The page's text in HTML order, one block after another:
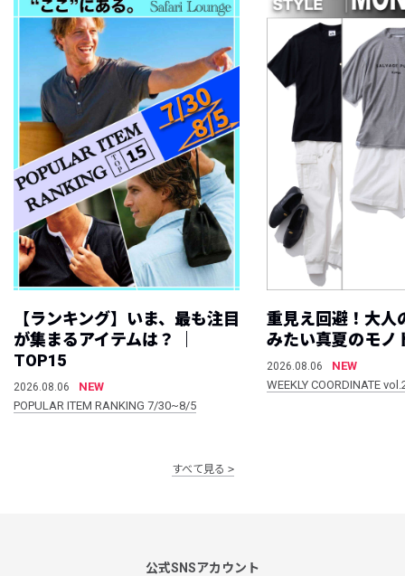
【ランキング】いま、最も注目
が集まるアイテムは？ ｜
TOP15
2026.08.06
NEW
POPULAR ITEM RANKING 7/30~8/5
重見え回避！大人
みたい真夏のモノ
2026.08.06
NEW
WEEKLY COORDINATE
すべて見る
公式SNSアカウント